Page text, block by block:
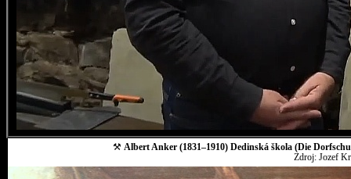
⚒ Albert Anker (1831–1910) Dedinská škola (Die
Zdroj: Jozef